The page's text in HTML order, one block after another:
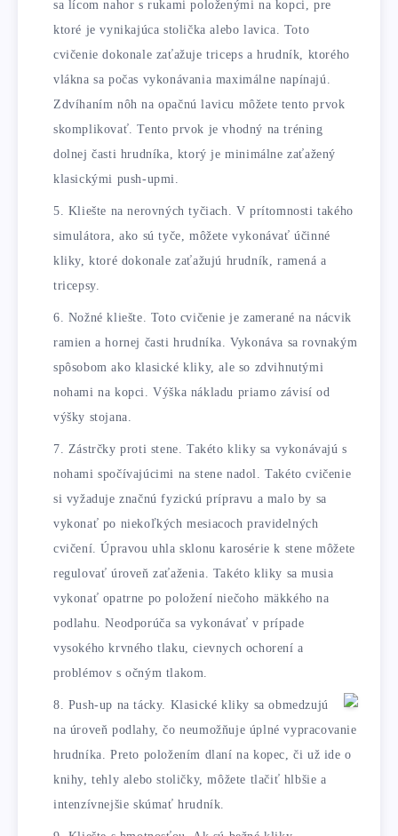
sa lícom nahor s rukami položenými na kopci, pre
ktoré je vynikajúca stolička alebo lavica. Toto
cvičenie dokonale zaťažuje triceps a hrudník, ktorého
vlákna sa počas vykonávania maximálne napínajú.
Zdvíhaním nôh na opačnú lavicu môžete tento prvok
skomplikovať. Tento prvok je vhodný na tréning
dolnej časti hrudníka, ktorý je minimálne zaťažený
klasickými push-upmi.
Kliešte na nerovných tyčiach. V prítomnosti takého
simulátora, ako sú tyče, môžete vykonávať účinné
kliky, ktoré dokonale zaťažujú hrudník, ramená a
tricepsy.
Nožné kliešte. Toto cvičenie je zamerané na nácvik
ramien a hornej časti hrudníka. Vykonáva sa rovnakým
spôsobom ako klasické kliky, ale so zdvihnutými
nohami na kopci. Výška nákladu priamo závisí od
výšky stojana.
Zástrčky proti stene. Takéto kliky sa vykonávajú s
nohami spočívajúcimi na stene nadol. Takéto cvičenie
si vyžaduje značnú fyzickú prípravu a malo by sa
vykonať po niekoľkých mesiacoch pravidelných
cvičení. Úpravou uhla sklonu karosérie k stene môžete
regulovať úroveň zaťaženia. Takéto kliky sa musia
vykonať opatrne po položení niečoho mäkkého na
podlahu. Neodporúča sa vykonávať v prípade
vysokého krvného tlaku, cievnych ochorení a
problémov s očným tlakom.
Push-up na tácky. Klasické kliky sa obmedzujú
na úroveň podlahy, čo neumožňuje úplné vypracovanie
hrudníka. Preto položením dlaní na kopec, či už ide o
knihy, tehly alebo stoličky, môžete tlačiť hlbšie a
intenzívnejšie skúmať hrudník.